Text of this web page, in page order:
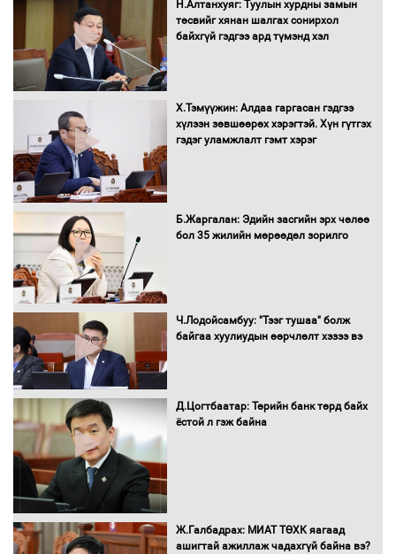
мэндийн салбар хамаарахгүй
Нөөцийн махны худалдаа,
борлуулалтыг нээлттэй ил тод
болгоно
төлөвлөгөө”-гөө танилцуулна
худалдан авах журмыг баталлаа
Бүх шатанд хэмнэлтийн горимд
Н.Алтанхуяг: Туулын хурдны замын
төсвийг хянан шалгах сонирхол
байхгүй гэдгээ ард түмэнд хэл
Х.Тэмүүжин: Алдаа гаргасан гэдгээ
хүлээн зөвшөөрөх хэрэгтэй. Хүн гүтгэх
гэдэг уламжлалт гэмт хэрэг
Б.Жаргалан: Эдийн засгийн эрх чөлөө
бол 35 жилийн мөрөөдөл зорилго
Ч.Лодойсамбуу: "Тээг тушаа" болж
байгаа хуулиудын өөрчлөлт хэзээ вэ
Д.Цогтбаатар: Төрийн банк төрд байх
ёстой л гэж байна
Ж.Галбадрах: МИАТ ТӨХК яагаад
ашигтай ажиллаж чадахгүй байна вэ?